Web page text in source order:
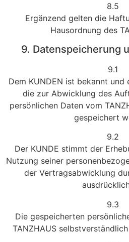
8.5
Ergänzend gelten die
Hausordnung des
9. Datenspeicherung
9.1
Dem KUNDEN ist bekannt
die zur Abwicklung des
persönlichen Daten vom
gespeichert
9.2
Der KUNDE stimmt der
Nutzung seiner
der Vertragsabwicklung
9.3
Die gespeicherten
TANZHAUS